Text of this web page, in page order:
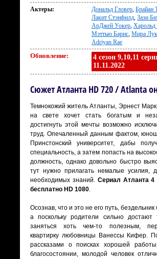
Актеры:
Дональд Гловер, Брайан
Лакит Стэнфилд, Зази
АрДжей Уокер,
Мэттью Барнс, Мира
Adriyan Rae
Обновление:
4 сезон 9,10,11
11.11.2022
Сюжет Атланта HD 720 / Atlanta
Темнокожий житель Атланты, Эрнест
на свете хочет стать богатым и
достигнуть этой мечты возможно
труд. Опечаленный данным фактом,
Принстонский университет, дабы
специальность, а затем попасть на
должность, однако довольно быстро
тут нужно прилагать немалые усилия,
необходимых знаний. Сериал Атланта 4
бесплатно HD 1080.
Осознав, что и это не его путь, бездельник
а поскольку родители сильно достают
заняться хоть чем-то полезным,
квартирку любовницы Ванессы Кифер.
рассказами о поисках хорошей
благосостоянии, молодой человек